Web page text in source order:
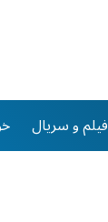
فیلم و سریال